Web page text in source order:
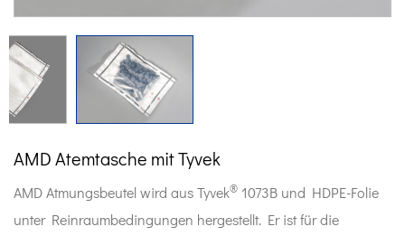
AMD Atemtasche mit Tyvek
AMD Atmungsbeutel wird aus Tyvek® 1073B und HDPE-Folie
unter Reinraumbedingungen hergestellt. Er ist für die